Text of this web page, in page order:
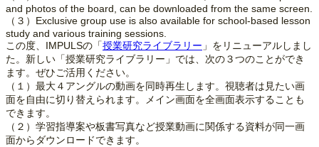
and photos of the board, can be downloaded from the same screen.
（３）Exclusive group use is also available for school-based lesson
study and various training sessions.
この度、IMPULSの「授業研究ライブラリー 」をリニューアルしまし
た。新しい「授業研究ライブラリー」では、次の３つのことができ
ます。ぜひご活用ください。
（１）最大４アングルの動画を同時再生します。視聴者は見たい画
面を自由に切り替えられます。メイン画面を全画面表示することも
できます。
（２）学習指導案や板書写真など授業動画に関係する資料が同一画
面からダウンロードできます。